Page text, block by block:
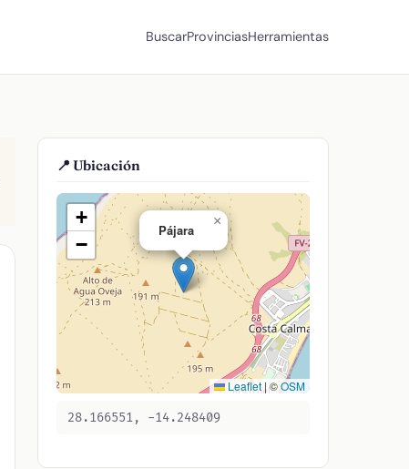
BuscarProvinciasHerramientas
📍 Ubicación
Pájara
×
+
−
Leaflet |©OSM
28.166551, -14.248409